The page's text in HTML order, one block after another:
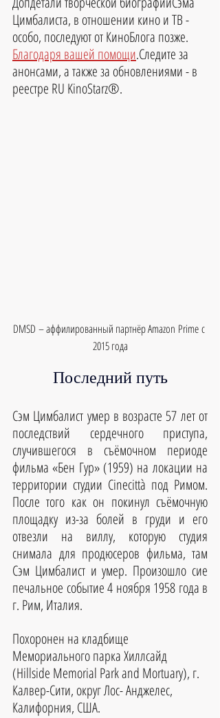
Цимбалиста, в отношении кино и ТВ -
особо, последуют от КиноБлога позже.
Благодаря вашей помощи.Следите за
анонсами, а также за обновлениями - в
реестре RU KinoStarz®.
DMSD – аффилированный партнёр Amazon Prime с
2015 года
Последний путь
Сэм Цимбалист умер в возрасте 57 лет от
последствий сердечного приступа,
случившегося в съёмочном периоде
фильма «Бен Гур» (1959) на локации на
территории студии Cinecittà под Римом.
После того как он покинул съёмочную
площадку из-за болей в груди и его
отвезли на виллу, которую студия
снимала для продюсеров фильма, там
Сэм Цимбалист и умер. Произошло сие
печальное событие 4 ноября 1958 года в
г. Рим, Италия.
Похоронен на кладбище
Мемориального парка Хиллсайд
(Hillside Memorial Park and Mortuary), г.
Калвер-Сити, округ Лос- Анджелес,
Калифорния, США.